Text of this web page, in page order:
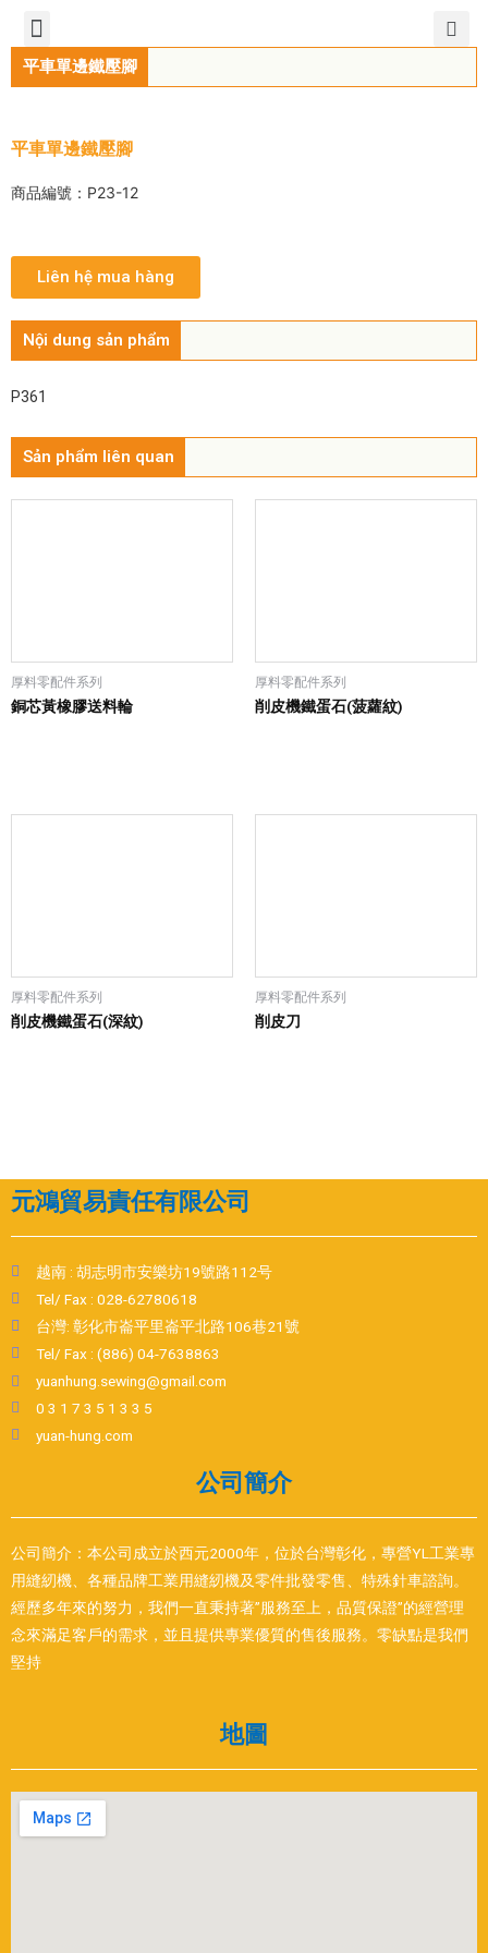
平車單邊鐵壓腳
平車單邊鐵壓腳
商品編號：P23-12
Liên hệ mua hàng
Nội dung sản phẩm
P361
Sản phẩm liên quan
厚料零配件系列
銅芯黃橡膠送料輪
厚料零配件系列
削皮機鐵蛋石(菠蘿紋)
厚料零配件系列
削皮機鐵蛋石(深紋)
厚料零配件系列
削皮刀
元鴻貿易責任有限公司
越南 : 胡志明市安樂坊19號路112号
Tel/ Fax : 028-62780618
台灣: 彰化市崙平里崙平北路106巷21號
Tel/ Fax : (886) 04-7638863
yuanhung.sewing@gmail.com
0 3 1 7 3 5 1 3 3 5
yuan-hung.com
公司簡介
公司簡介：本公司成立於西元2000年，位於台灣彰化，專營YL工業專
用縫紉機、各種品牌工業用縫紉機及零件批發零售、特殊針車諮詢。
經歷多年來的努力，我們一直秉持著”服務至上，品質保證”的經營理
念來滿足客戶的需求，並且提供專業優質的售後服務。零缺點是我們
堅持
地圖